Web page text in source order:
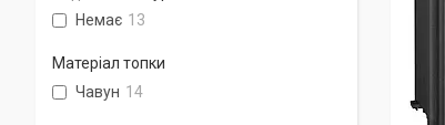
Немає 13
Матеріал топки
Чавун 14